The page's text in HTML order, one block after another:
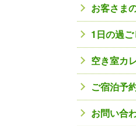
お客さま
1日の過
空き室カ
ご宿泊予
お問い合